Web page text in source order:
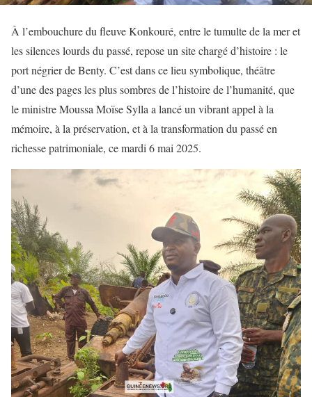
À l’embouchure du fleuve Konkouré, entre le tumulte de la mer et
les silences lourds du passé, repose un site chargé d’histoire : le
port négrier de Benty. C’est dans ce lieu symbolique, théâtre
d’une des pages les plus sombres de l’histoire de l’humanité, que
le ministre Moussa Moïse Sylla a lancé un vibrant appel à la
mémoire, à la préservation, et à la transformation du passé en
richesse patrimoniale, ce mardi 6 mai 2025.